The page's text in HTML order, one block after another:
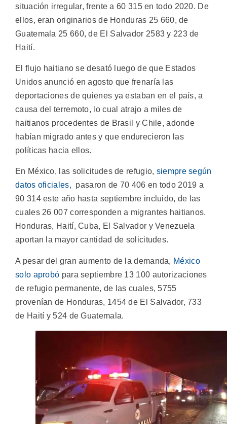
situación irregular, frente a 60 315 en todo 2020. De
ellos, eran originarios de Honduras 25 660, de
Guatemala 25 660, de El Salvador 2583 y 223 de
Haití.
El flujo haitiano se desató luego de que Estados
Unidos anunció en agosto que frenaría las
deportaciones de quienes ya estaban en el país, a
causa del terremoto, lo cual atrajo a miles de
haitianos procedentes de Brasil y Chile, adonde
habían migrado antes y que endurecieron las
políticas hacia ellos.
En México, las solicitudes de refugio, siempre según
datos oficiales, pasaron de 70 406 en todo 2019 a
90 314 este año hasta septiembre incluido, de las
cuales 26 007 corresponden a migrantes haitianos.
Honduras, Haití, Cuba, El Salvador y Venezuela
aportan la mayor cantidad de solicitudes.
A pesar del gran aumento de la demanda, México
solo aprobó para septiembre 13 100 autorizaciones
de refugio permanente, de las cuales, 5755
provenían de Honduras, 1454 de El Salvador, 733
de Haití y 524 de Guatemala.